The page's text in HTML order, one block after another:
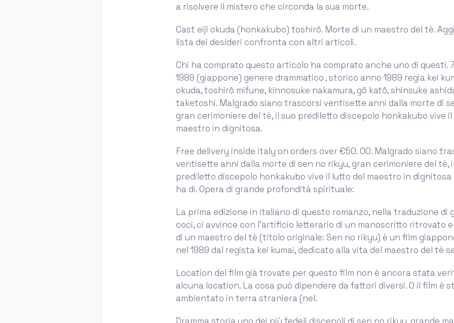
a risolvere il mistero che circonda la sua morte.
Cast eiji okuda (honkakubo) toshirô. Morte di un maestro del tè.
lista dei desideri confronta con altri articoli.
Chi ha comprato questo articolo ha comprato anche uno di questi.
1989 (giappone) genere drammatico , storico anno 1989 regia kei
okuda, toshirô mifune, kinnosuke nakamura, gô katô, shinsuke
taketoshi. Malgrado siano trascorsi ventisette anni dalla morte di
gran cerimoniere del tè, il suo prediletto discepolo honkakubo vive
maestro in dignitosa.
Free delivery inside italy on orders over €50. 00. Malgrado siano
ventisette anni dalla morte di sen no rikyu, gran cerimoniere del tè,
prediletto discepolo honkakubo vive il lutto del maestro in
ha di. Opera di grande profondità spirituale:
La prima edizione in italiano di questo romanzo, nella traduzione di
coci, ci avvince con l'artificio letterario di un manoscritto ritrovato
di un maestro del tè (titolo originale: Sen no rikyu) è un film
nel 1989 dal regista kei kumai, dedicato alla vita del maestro del tè
Location del film già trovate per questo film non è ancora stata
alcuna location. La cosa può dipendere da fattori diversi. O il film è
ambientato in terra straniera (nel.